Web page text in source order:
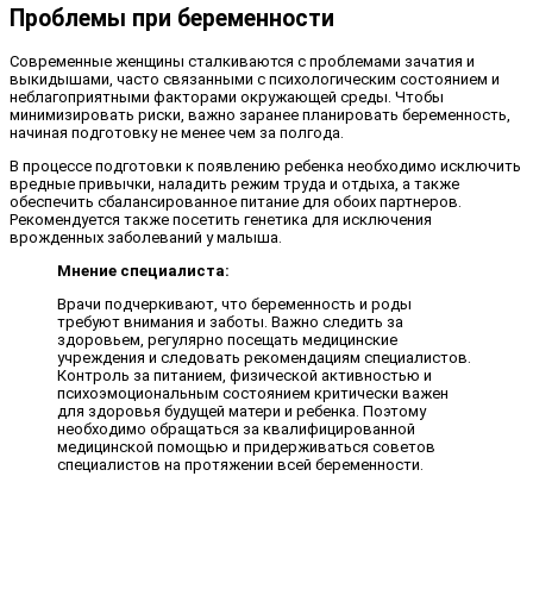
Проблемы при беременности
Современные женщины сталкиваются с проблемами зачатия и
выкидышами, часто связанными с психологическим состоянием и
неблагоприятными факторами окружающей среды. Чтобы
минимизировать риски, важно заранее планировать беременность,
начиная подготовку не менее чем за полгода.
В процессе подготовки к появлению ребенка необходимо исключить
вредные привычки, наладить режим труда и отдыха, а также
обеспечить сбалансированное питание для обоих партнеров.
Рекомендуется также посетить генетика для исключения
врожденных заболеваний у малыша.
Мнение специалиста:
Врачи подчеркивают, что беременность и роды
требуют внимания и заботы. Важно следить за
здоровьем, регулярно посещать медицинские
учреждения и следовать рекомендациям специалистов.
Контроль за питанием, физической активностью и
психоэмоциональным состоянием критически важен
для здоровья будущей матери и ребенка. Поэтому
необходимо обращаться за квалифицированной
медицинской помощью и придерживаться советов
специалистов на протяжении всей беременности.